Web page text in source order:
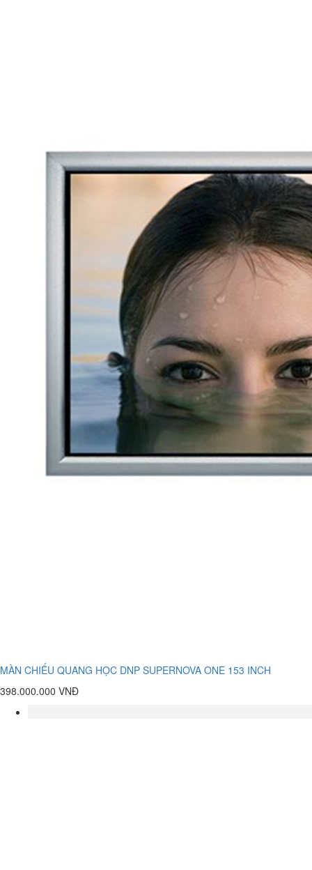
MÀN CHIẾU QUANG HỌC DNP SUPERNOVA ONE 153 INCH
398.000.000 VNĐ